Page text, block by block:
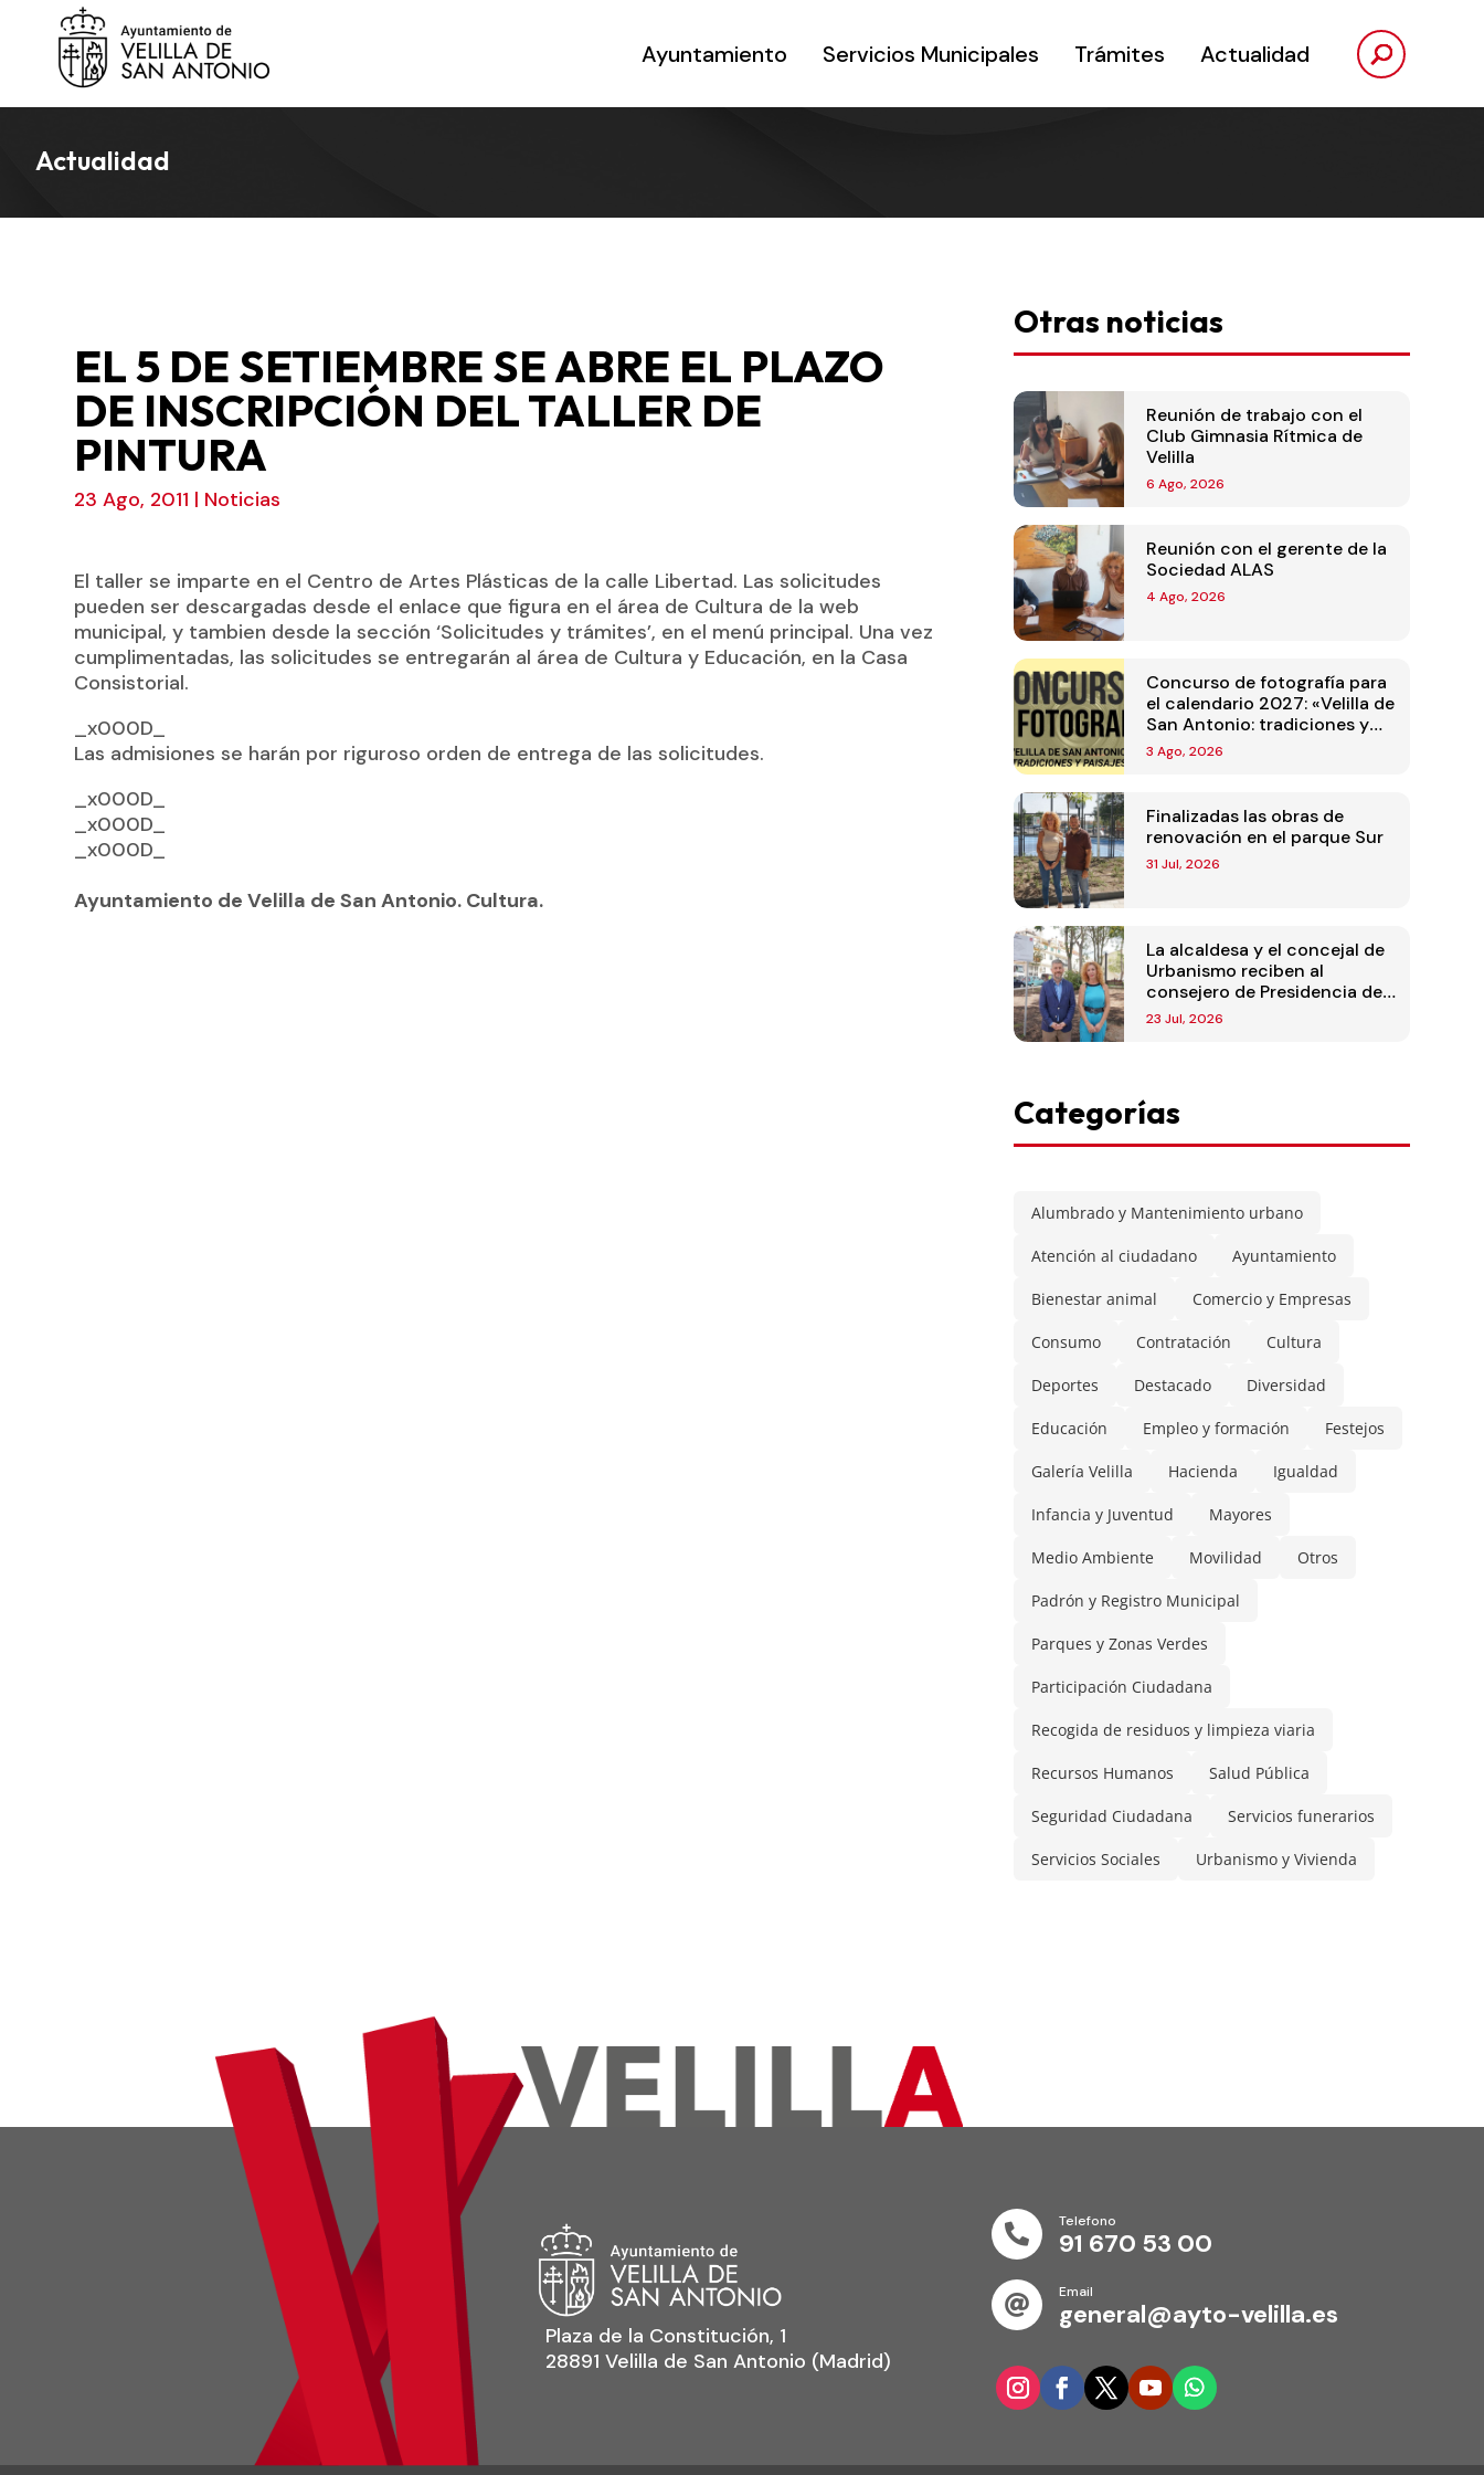
Ayuntamiento Servicios Municipales Trámites Actualidad
Actualidad
EL 5 DE SETIEMBRE SE ABRE EL PLAZO
DE INSCRIPCIÓN DEL TALLER DE
PINTURA
23 Ago, 2011 | Noticias
El taller se imparte en el Centro de Artes Plásticas de la calle Libertad. Las solicitudes
pueden ser descargadas desde el enlace que figura en el área de Cultura de la web
municipal, y tambien desde la sección ‘Solicitudes y trámites’, en el menú principal. Una vez
cumplimentadas, las solicitudes se entregarán al área de Cultura y Educación, en la Casa
Consistorial.
_x000D_
Las admisiones se harán por riguroso orden de entrega de las solicitudes.
_x000D_
_x000D_
_x000D_
Ayuntamiento de Velilla de San Antonio. Cultura.
Otras noticias
Reunión de trabajo con el
Club Gimnasia Rítmica de
Velilla
6 Ago, 2026
Reunión con el gerente de la
Sociedad ALAS
4 Ago, 2026
Concurso de fotografía para
el calendario 2027: «Velilla de
San Antonio: tradiciones y
paisajes»
3 Ago, 2026
Finalizadas las obras de
renovación en el parque Sur
31 Jul, 2026
La alcaldesa y el concejal de
Urbanismo reciben al
consejero de Presidencia de
la Comunidad de Madrid
23 Jul, 2026
Categorías
Alumbrado y Mantenimiento urbano
Atención al ciudadano Ayuntamiento
Bienestar animal Comercio y Empresas
Consumo Contratación Cultura
Deportes Destacado Diversidad
Educación Empleo y formación Festejos
Galería Velilla Hacienda Igualdad
Infancia y Juventud Mayores
Medio Ambiente Movilidad Otros
Padrón y Registro Municipal
Parques y Zonas Verdes
Participación Ciudadana
Recogida de residuos y limpieza viaria
Recursos Humanos Salud Pública
Seguridad Ciudadana Servicios funerarios
Servicios Sociales Urbanismo y Vivienda
Plaza de la Constitución, 1
28891 Velilla de San Antonio (Madrid)

Telefono
91 670 53 00

Email
general@ayto-velilla.es